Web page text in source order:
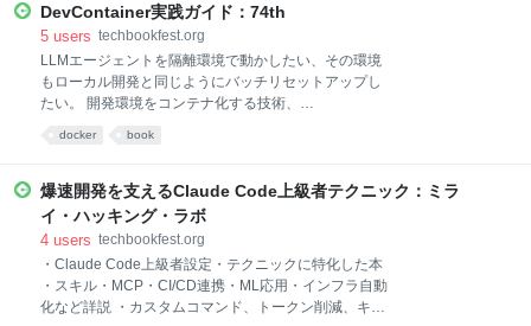
は、学ぶことで誰もが習得できる、普遍的な「理論」
と「判断基準」が存在します。 それは、数学の公式を
学んだ後、問題集を解いて応用力を身につける学習プ
ロセスと何ら変わりません。本書は、その訓練を積む
ための本格的な「設計問題集」です。 豊富な練習問題
しょう！
DevContainer実践ガイド：74th
5 users techbookfest.org
LLMエージェントを隔離環境で動かしたい、その環境
もローカル開発と同じようにバッチリセットアップし
たい。 開発環境をコンテナ化する技術、
た。 それぞれのエディタでの使い方や、
DevContainerとなるコンテナ構築の考え方、 Docker
でストレージが遅い問題など、DevContainer活用に必
ントを隔離環境で使う方法が知りたい - DevContainer
を既に使っていて、より実践的な方法を知りたい -
DevContainerの基本的な使い方が知りたい -
docker book
爆速開発を支えるClaude Code上級者テクニック：ミラ
イ・ハッキング・ラボ
4 users techbookfest.org
・Claude Code上級者設定・テクニックに特化した本
・スキル・MCP・CI/CD連携・ML応用・インフラ自動
化など詳説 ・カスタムコマンド、トークン削減、キャ